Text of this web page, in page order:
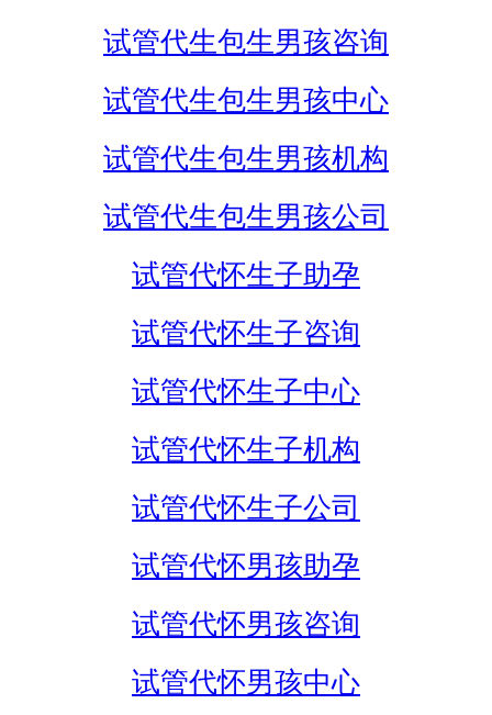
试管代生包生男孩咨询
试管代生包生男孩中心
试管代生包生男孩机构
试管代生包生男孩公司
试管代怀生子助孕
试管代怀生子咨询
试管代怀生子中心
试管代怀生子机构
试管代怀生子公司
试管代怀男孩助孕
试管代怀男孩咨询
试管代怀男孩中心